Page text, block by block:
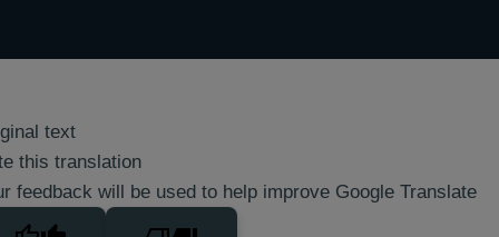
text
this translation
feedback will be used to help improve Google Translate